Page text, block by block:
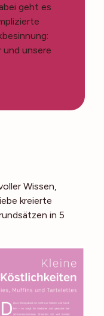
geht es
unsere
Wissen,
kreierte
in 5